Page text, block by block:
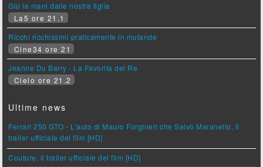
Giù le mani dalle nostre figlie
La5 ore 21.1
Ricchi ricchissimi praticamente in mutande
Cine34 ore 21
Jeanne Du Barry - La Favorita del Re
Cielo ore 21.2
Ultime news
Ferrari 250 GTO - L'auto di Mauro Forghieri che Salvò Maranello, il
trailer ufficiale del film [HD]
Couture, il trailer ufficiale del film [HD]